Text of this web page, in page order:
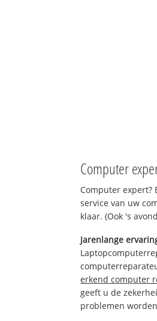
Computer
Computer expert?
service van uw
klaar. (Ook 's
Jarenlange
erkend computer
geeft u de
problemen